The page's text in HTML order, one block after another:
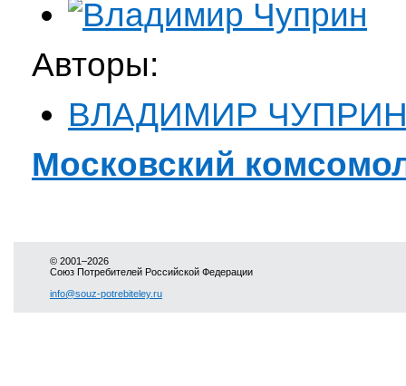
Авторы:
ВЛАДИМИР
Московский
© 2001–2026
Союз Потребителей Российской Федерации
info@souz-potrebiteley.ru